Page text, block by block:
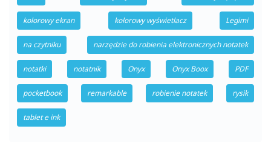
kolorowy ekran kolorowy wyświetlacz Legimi
na czytniku narzędzie do robienia elektronicznych notatek
notatki notatnik Onyx Onyx Boox PDF
pocketbook remarkable robienie notatek rysik
tablet e ink